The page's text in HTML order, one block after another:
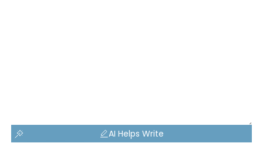
AI Helps Write